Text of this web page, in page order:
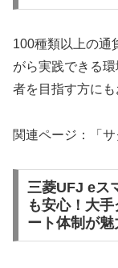
100種類以上の通
がら実践できる
者を目指す方にも
関連ページ：「
三菱UFJ eス
も安心！大
ート体制が魅